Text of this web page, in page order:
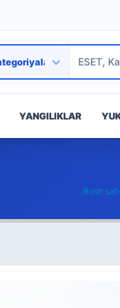
YANGILIKLAR
Bosh